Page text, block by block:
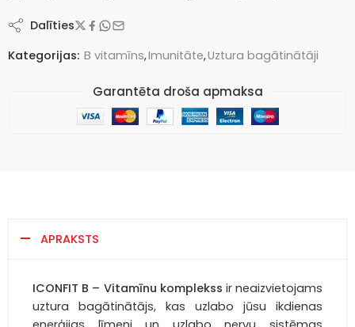
Dalīties
Kategorijas: B vitamīns,Imunitāte,Uztura bagātinātāji
Garantēta droša apmaksa
APRAKSTS
ICONFIT B – Vitamīnu komplekss ir neaizvietojams
uztura bagātinātājs, kas uzlabo jūsu ikdienas